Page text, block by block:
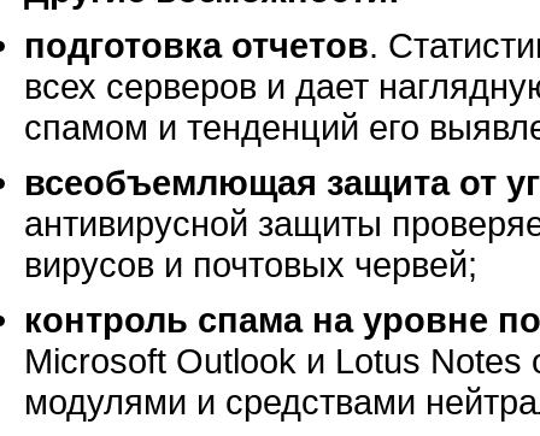
подготовка отчетов.
всех серверов и дает
спамом и тенденций его
всеобъемлющая защита от
антивирусной защиты
вирусов и почтовых червей;
контроль спама на уровне
Microsoft Outlook и Lotus
модулями и средствами